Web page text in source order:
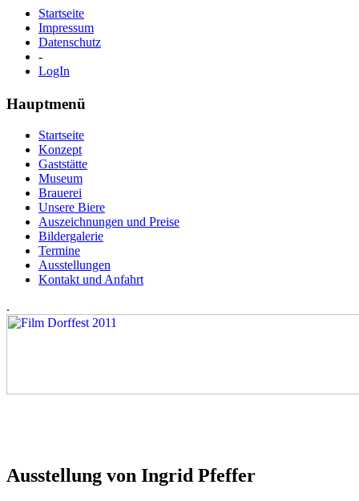
Startseite
Impressum
Datenschutz
-
LogIn
Hauptmenü
Startseite
Konzept
Gaststätte
Museum
Brauerei
Unsere Biere
Auszeichnungen und Preise
Bildergalerie
Termine
Ausstellungen
Kontakt und Anfahrt
.
Ausstellung von Ingrid Pfeffer